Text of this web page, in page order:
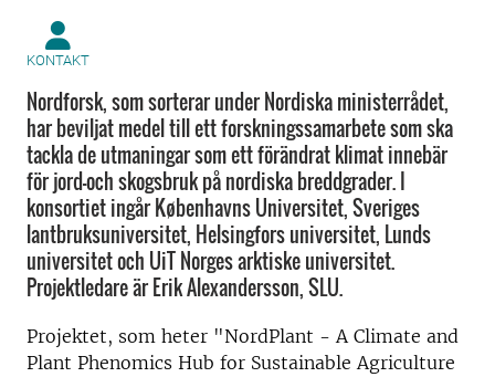
KONTAKT
Nordforsk, som sorterar under Nordiska ministerrådet,
har beviljat medel till ett forskningssamarbete som ska
tackla de utmaningar som ett förändrat klimat innebär
för jord-och skogsbruk på nordiska breddgrader. I
konsortiet ingår Københavns Universitet, Sveriges
lantbruksuniversitet, Helsingfors universitet, Lunds
universitet och UiT Norges arktiske universitet.
Projektledare är Erik Alexandersson, SLU.
Projektet, som heter "NordPlant - A Climate and
Plant Phenomics Hub for Sustainable Agriculture